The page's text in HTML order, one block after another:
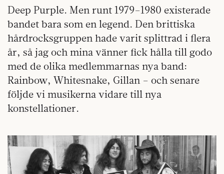
Deep Purple. Men runt 1979–1980 existerade
bandet bara som en legend. Den brittiska
hårdrocksgruppen hade varit splittrad i flera
år, så jag och mina vänner fick hålla till godo
med de olika medlemmarnas nya band:
Rainbow, Whitesnake, Gillan – och senare
följde vi musikerna vidare till nya
konstellationer.